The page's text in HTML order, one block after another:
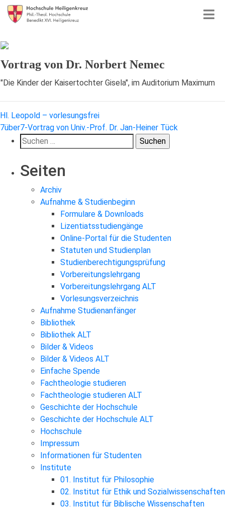
Vortrag von Dr. Norbert Nemec
"Die Kinder der Kaisertochter Gisela", im Auditorium Maximum
Beitragsnavigation
Hl. Leopold – vorlesungsfrei
7über7-Vortrag von Univ.-Prof. Dr. Jan-Heiner Tück
Suchen
nach:
Seiten
Archiv
Aufnahme & Studienbeginn
Formulare & Downloads
Lizentiatsstudiengänge
Online-Portal für die Studenten
Statuten und Studienplan
Studienberechtigungsprüfung
Vorbereitungslehrgang
Vorbereitungslehrgang ALT
Vorlesungsverzeichnis
Aufnahme Studienanfänger
Bibliothek
Bibliothek ALT
Bilder & Videos
Bilder & Videos ALT
Einfache Spende
Fachtheologie studieren
Fachtheologie studieren ALT
Geschichte der Hochschule
Geschichte der Hochschule ALT
Hochschule
Impressum
Informationen für Studenten
Institute
01. Institut für Philosophie
02. Institut für Ethik und Sozialwissenschaften
03. Institut für Biblische Wissenschaften